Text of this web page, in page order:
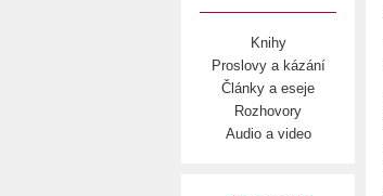
Knihy
Proslovy a kázání
Články a eseje
Rozhovory
Audio a video